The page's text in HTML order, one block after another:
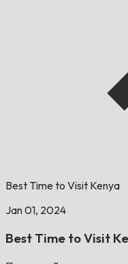
Best Time to Visit Kenya
Jan 01, 2024
Best Time to Visit